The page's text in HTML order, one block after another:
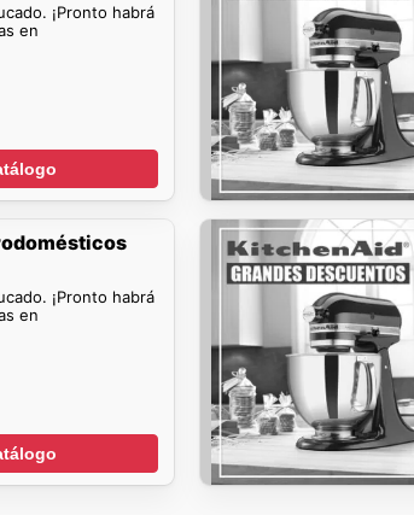
¡Pronto habrá
en
¡Pronto habrá
en